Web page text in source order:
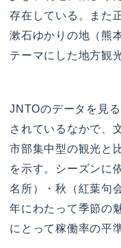
存在している。また
漱石ゆかりの地（熊
テーマにした地方観
JNTOのデータを見
されているなかで、
市部集中型の観光と
を示す。シーズンに
名所）・秋（紅葉句
年にわたって季節の
にとって稼働率の平